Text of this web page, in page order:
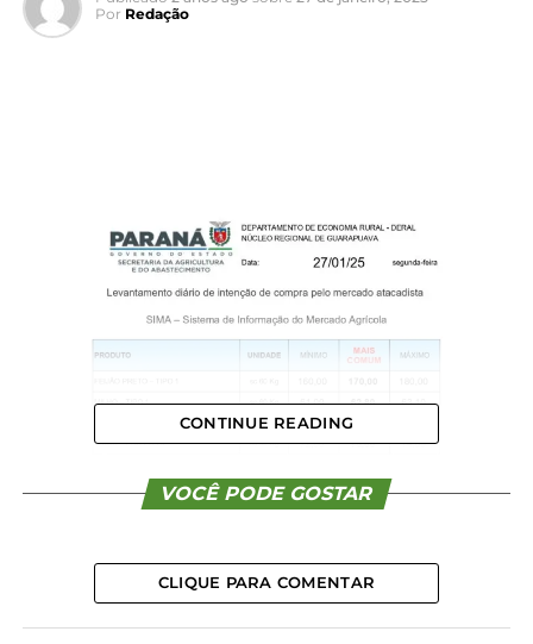
Por Redação
CONTINUE READING
VOCÊ PODE GOSTAR
CLIQUE PARA COMENTAR